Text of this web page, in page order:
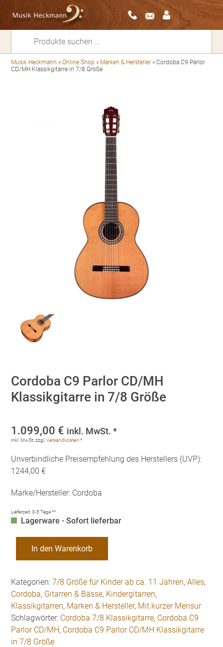
Musik Heckmann »Online Shop » Marken & Hersteller »Cordoba C9 Parlor
CD/MH Klassikgitarre in 7/8 Größe
Cordoba C9 Parlor CD/MH
Klassikgitarre in 7/8 Größe
1.099,00 € inkl. MwSt. *
inkl. MwSt. zzgl.Versandkosten *
Unverbindliche Preisempfehlung des Herstellers (UVP):
1244,00 €
Marke/Hersteller: Cordoba
Lieferzeit:3-5 Tage **
Lagerware - Sofort lieferbar
CD/MH
Klassikgitarre
in
7/8
Größe
Menge
In den Warenkorb
Kategorien:7/8 Größe für Kinder ab ca. 11 Jahren,Alles,
Cordoba, Gitarren & Bässe, Kindergitarren,
Klassikgitarren, Marken & Hersteller, Mit kurzer Mensur
Schlagwörter: Cordoba 7/8 Klassikgitarre, Cordoba C9
Parlor CD/MH, Cordoba C9 Parlor CD/MH Klassikgitarre
in 7/8 Größe